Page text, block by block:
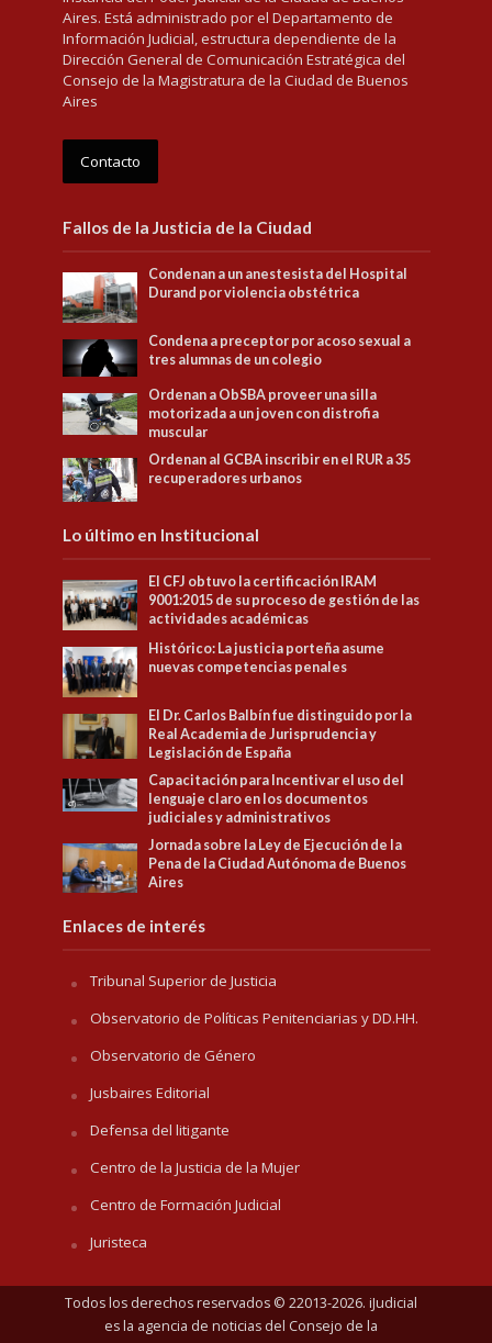
Aires. Está administrado por el Departamento de
Información Judicial, estructura dependiente de la
Dirección General de Comunicación Estratégica del
Consejo de la Magistratura de la Ciudad de Buenos
Aires
Contacto
Fallos de la Justicia de la Ciudad
Condenan a un anestesista del Hospital
Durand por violencia obstétrica
Condena a preceptor por acoso sexual a
tres alumnas de un colegio
Ordenan a ObSBA proveer una silla
motorizada a un joven con distrofia
muscular
Ordenan al GCBA inscribir en el RUR a 35
recuperadores urbanos
Lo último en Institucional
El CFJ obtuvo la certificación IRAM
9001:2015 de su proceso de gestión de las
actividades académicas
Histórico: La justicia porteña asume
nuevas competencias penales
El Dr. Carlos Balbín fue distinguido por la
Real Academia de Jurisprudencia y
Legislación de España
Capacitación para Incentivar el uso del
lenguaje claro en los documentos
judiciales y administrativos
Jornada sobre la Ley de Ejecución de la
Pena de la Ciudad Autónoma de Buenos
Aires
Enlaces de interés
Tribunal Superior de Justicia
Observatorio de Políticas Penitenciarias y DD.HH.
Observatorio de Género
Jusbaires Editorial
Defensa del litigante
Centro de la Justicia de la Mujer
Centro de Formación Judicial
Juristeca
Todos los derechos reservados © 22013-2026. iJudicial
es la agencia de noticias del Consejo de la